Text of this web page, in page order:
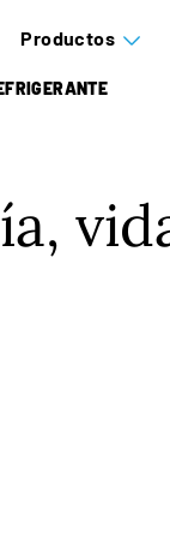
Productos